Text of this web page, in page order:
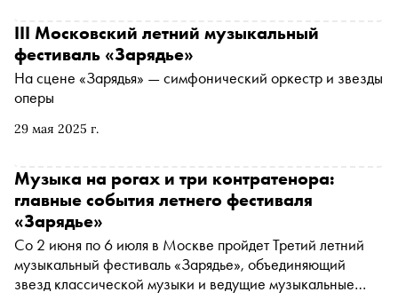
29 мая 2025 г.
III Московский летний музыкальный
фестиваль «Зарядье»
На сцене «Зарядья» — симфонический оркестр и звезды
оперы
Музыка на рогах и три контратенора:
главные события летнего фестиваля
«Зарядье»
Со 2 июня по 6 июля в Москве пройдет Третий летний
музыкальный фестиваль «Зарядье», объединяющий
звезд классической музыки и ведущие музыкальные